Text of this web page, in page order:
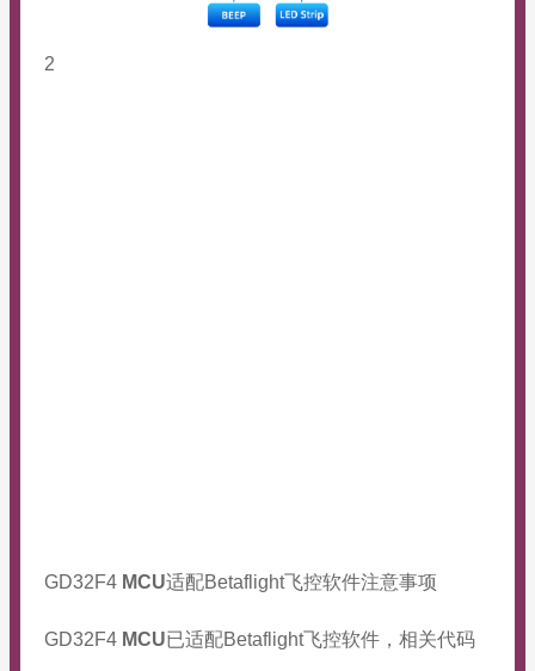
2
GD32F4 MCU适配Betaflight飞控软件注意事项
GD32F4 MCU已适配Betaflight飞控软件，相关代码